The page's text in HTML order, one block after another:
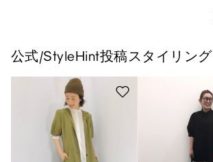
公式/StyleHint投稿スタイリング